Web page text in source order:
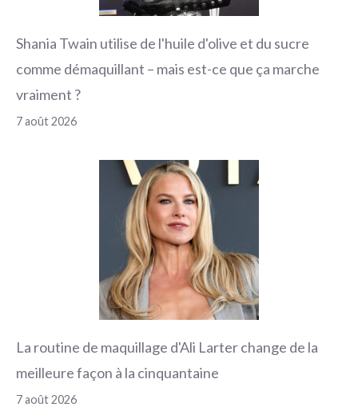
Shania Twain utilise de l'huile d'olive et du sucre
comme démaquillant – mais est-ce que ça marche
vraiment ?
7 août 2026
La routine de maquillage d'Ali Larter change de la
meilleure façon à la cinquantaine
7 août 2026